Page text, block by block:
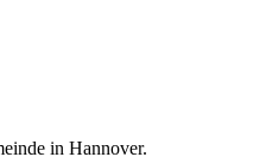
in Hannover.